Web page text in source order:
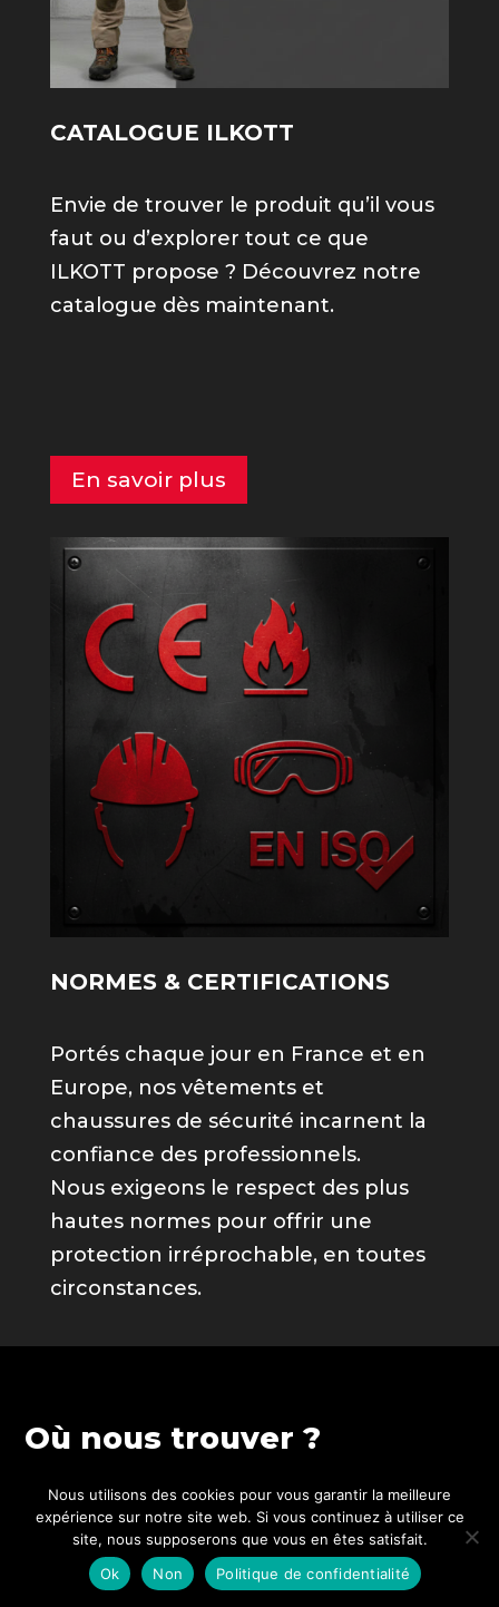
CATALOGUE ILKOTT
Envie de trouver le produit qu’il vous
faut ou d’explorer tout ce que
ILKOTT propose ? Découvrez notre
catalogue dès maintenant.
En savoir plus
NORMES & CERTIFICATIONS
Portés chaque jour en France et en
Europe, nos vêtements et
chaussures de sécurité incarnent la
confiance des professionnels.
Nous exigeons le respect des plus
hautes normes pour offrir une
protection irréprochable, en toutes
circonstances.
Où nous trouver ?
Demandez à votre distributeur préféré la
marque Ilkott®.
Nous sommes implantés dans des dizaines
Nous utilisons des cookies pour vous garantir la meilleure
expérience sur notre site web. Si vous continuez à utiliser ce
site, nous supposerons que vous en êtes satisfait.
Ok
Non Politique de confidentialité